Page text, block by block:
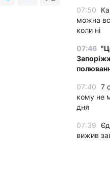
07:50
можна
коли ні
07:46
07:40 7
кому не
дня
07:39
вижив